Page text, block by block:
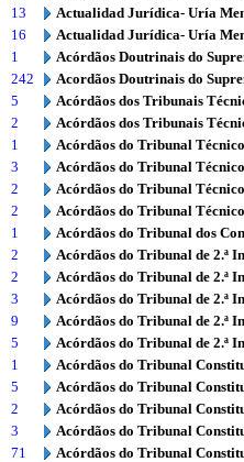
13
Actualidad Jurídica- Uría
16
Actualidad Jurídica- Uría
1
Acórdãos Doutrinais do
242
Acordãos Doutrinais do
5
Acórdãos dos Tribunais
2
Acórdãos dos Tribunais
1
Acórdãos do Tribunal
3
Acórdãos do Tribunal
2
Acórdãos do Tribunal
2
Acórdãos do Tribunal
1
Acórdãos do Tribunal dos
2
Acórdãos do Tribunal de 2.ª
2
Acórdãos do Tribunal de 2.ª
3
Acórdãos do Tribunal de 2.ª
9
Acórdãos do Tribunal de 2.ª
5
Acórdãos do Tribunal de 2.ª
1
Acórdãos do Tribunal
5
Acórdãos do Tribunal
2
Acórdãos do Tribunal
3
Acórdãos do Tribunal
71
Acórdãos do Tribunal